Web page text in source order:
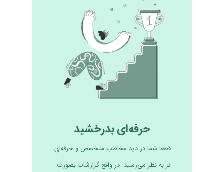
حرفه‌ای بدرخشید
قطعا شما در دید مخاطب متخصص و حرفه‌ای
تر به نظر می‌رسید. در واقع گزارشات بصورت